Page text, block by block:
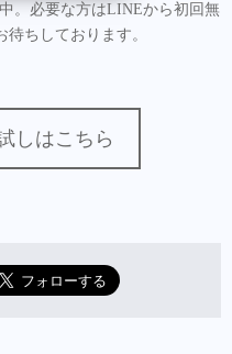
。必要な方はLINEから初回無
ちしております。
しはこちら